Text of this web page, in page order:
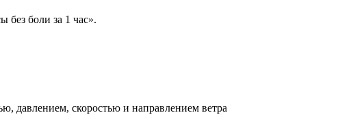
боли за 1 час».
давлением, скоростью и направлением ветра